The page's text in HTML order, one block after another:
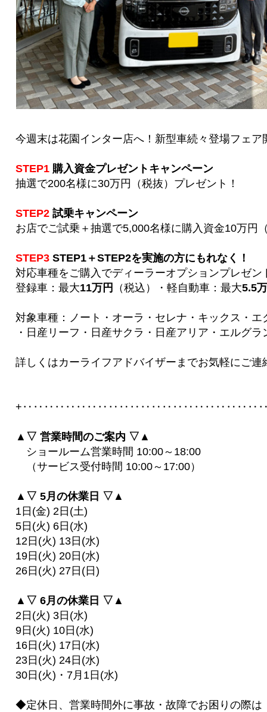
今週末は花園インター店へ！新型車続々登場フェア
STEP1 購入資金プレゼントキャンペーン
抽選で200名様に30万円（税抜）プレゼント！
STEP2 試乗キャンペーン
お店でご試乗＋抽選で5,000名様に購入資金10万円
STEP3 STEP1＋STEP2を実施の方にもれなく！
対応車種をご購入でディーラーオプションプレゼン
登録車：最大11万円 （税込）・軽自動車：最大5.5
対象車種：ノート・オーラ・セレナ・キックス・
・日産リーフ・日産サクラ・日産アリア・エルグラ
詳しくはカーライフアドバイザーまでお気軽にご連
▲▽ 営業時間のご案内 ▽▲
ショールーム営業時間 10:00～18:00
（サービス受付時間 10:00～17:00）
▲▽ 5月の休業日 ▽▲
1日(金) 2日(土)
5日(火) 6日(水)
12日(火) 13日(水)
19日(火) 20日(水)
26日(火) 27日(日)
▲▽ 6月の休業日 ▽▲
2日(火) 3日(水)
9日(火) 10日(水)
16日(火) 17日(水)
23日(火) 24日(水)
30日(火)・7月1日(水)
◆定休日、営業時間外に事故・故障でお困りの際は